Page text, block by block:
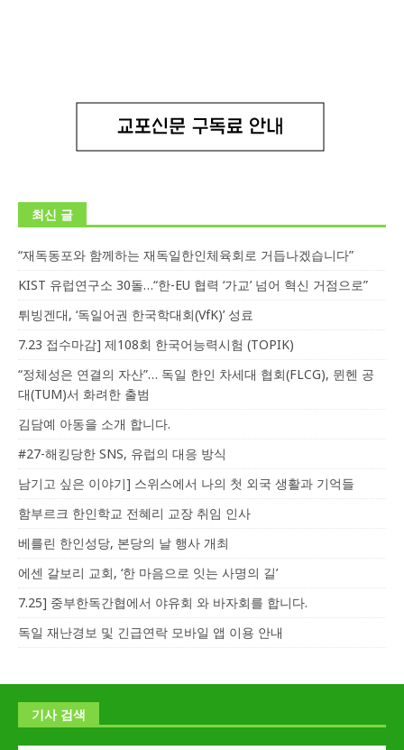
최신 글
“재독동포와 함께하는 재독일한인체육회로 거듭나겠습니다”
KIST 유럽연구소 30돌…“한-EU 협력 ‘가교’ 넘어 혁신 거점으로”
튀빙겐대, ‘독일어권 한국학대회(VfK)’ 성료
7.23 접수마감] 제108회 한국어능력시험 (TOPIK)
“정체성은 연결의 자산”… 독일 한인 차세대 협회(FLCG), 뮌헨 공
대(TUM)서 화려한 출범
김담예 아동을 소개 합니다.
#27-해킹당한 SNS, 유럽의 대응 방식
남기고 싶은 이야기] 스위스에서 나의 첫 외국 생활과 기억들
함부르크 한인학교 전혜리 교장 취임 인사
베를린 한인성당, 본당의 날 행사 개최
에센 갈보리 교회, ‘한 마음으로 잇는 사명의 길’
7.25] 중부한독간협에서 야유회 와 바자회를 합니다.
독일 재난경보 및 긴급연락 모바일 앱 이용 안내
기사 검색